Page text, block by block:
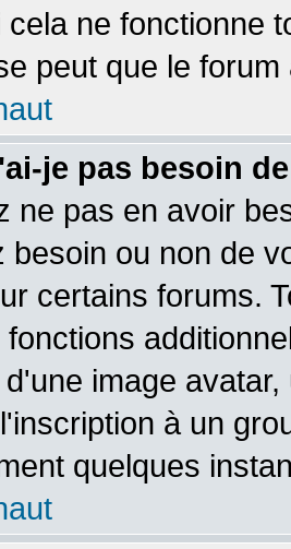
cela ne fonctionne
peut que le
je pas besoin
ne pas en avoir
besoin ou non de
certains forums.
image
à un
quelques